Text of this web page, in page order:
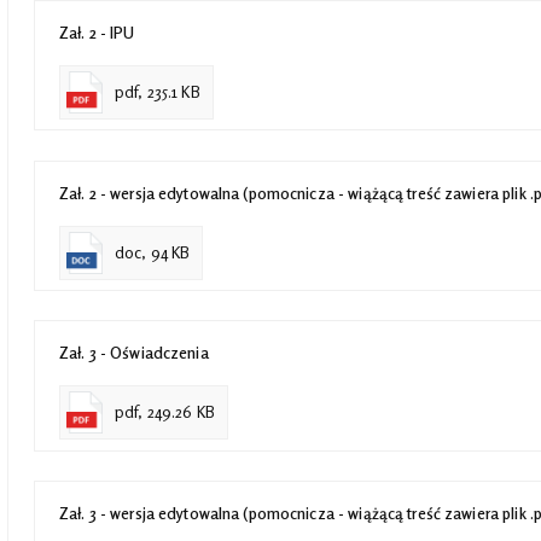
Zał. 2 - IPU
pdf, 235.1 KB
Zał. 2 - wersja edytowalna (pomocnicza - wiążącą treść zawiera plik
doc, 94 KB
Zał. 3 - Oświadczenia
pdf, 249.26 KB
Zał. 3 - wersja edytowalna (pomocnicza - wiążącą treść zawiera plik